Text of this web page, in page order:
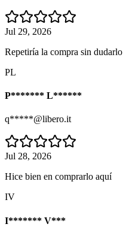
Jul 29, 2026
Repetiría la compra sin dudarlo
PL
P******* L******
q*****@libero.it
Jul 28, 2026
Hice bien en comprarlo aquí
IV
I******* V***